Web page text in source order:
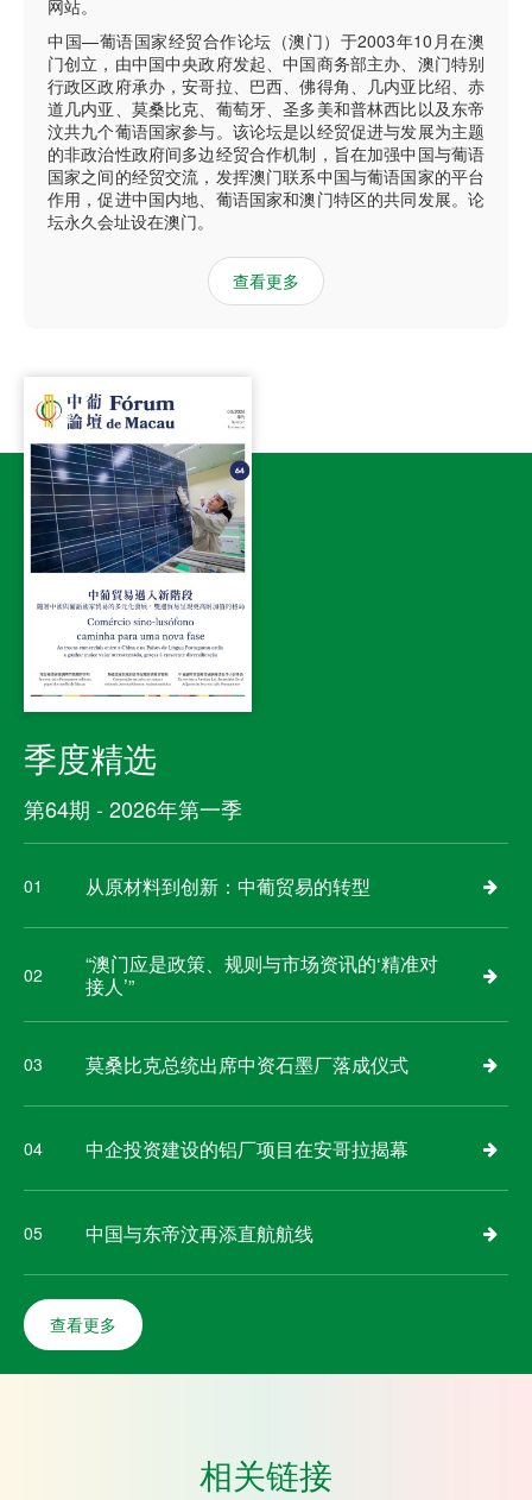
网站。
中国—葡语国家经贸合作论坛（澳门）于2003年10月在澳
门创立，由中国中央政府发起、中国商务部主办、澳门特别
行政区政府承办，安哥拉、巴西、佛得角、几内亚比绍、赤
道几内亚、莫桑比克、葡萄牙、圣多美和普林西比以及东帝
汶共九个葡语国家参与。该论坛是以经贸促进与发展为主题
的非政治性政府间多边经贸合作机制，旨在加强中国与葡语
国家之间的经贸交流，发挥澳门联系中国与葡语国家的平台
作用，促进中国内地、葡语国家和澳门特区的共同发展。论
坛永久会址设在澳门。
查看更多
季度精选
第64期 - 2026年第一季
01 从原材料到创新：中葡贸易的转型
02
“澳门应是政策、规则与市场资讯的‘精准对
接人’”
03 莫桑比克总统出席中资石墨厂落成仪式
04 中企投资建设的铝厂项目在安哥拉揭幕
05 中国与东帝汶再添直航航线
查看更多
相关链接